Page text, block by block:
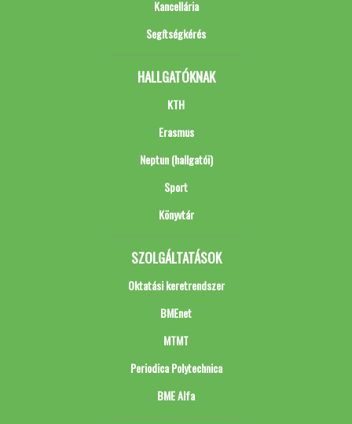
Kancellária
Segítségkérés
HALLGATÓKNAK
KTH
Erasmus
Neptun (hallgatói)
Sport
Könyvtár
SZOLGÁLTATÁSOK
Oktatási keretrendszer
BMEnet
MTMT
Periodica Polytechnica
BME Alfa